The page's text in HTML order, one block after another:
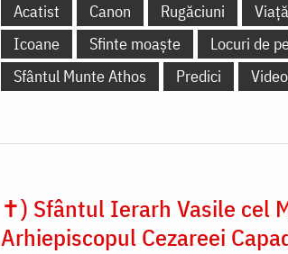
Acatist Canon Rugăciuni Viață
Icoane
Sfinte moaște
Locuri de
Sfântul Munte Athos
Predici Video
✝) Sfântul Ierarh Vasile cel
Arhiepiscopul Cezareei